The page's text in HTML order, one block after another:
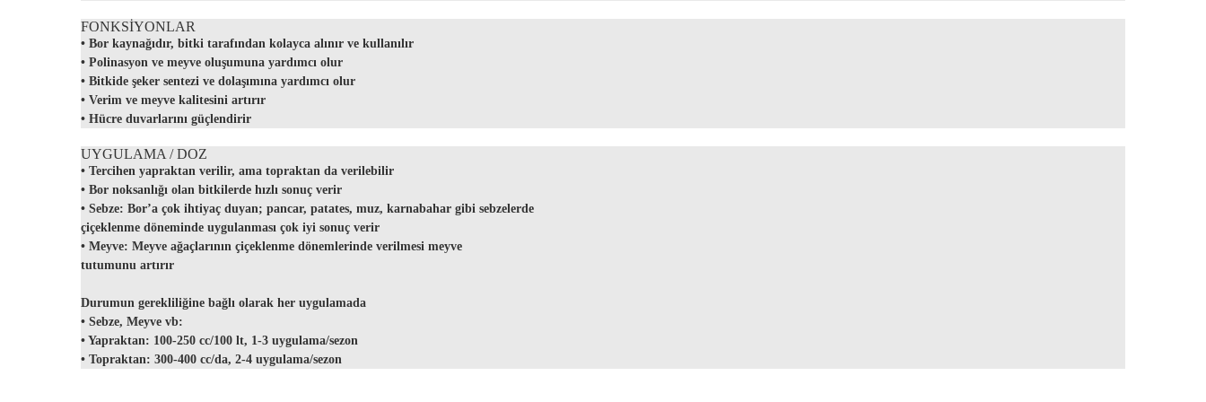
FONKSİYONLAR
• Bor kaynağıdır, bitki tarafından kolayca alınır ve kullanılır
• Polinasyon ve meyve oluşumuna yardımcı olur
• Bitkide şeker sentezi ve dolaşımına yardımcı olur
• Verim ve meyve kalitesini artırır
• Hücre duvarlarını güçlendirir
UYGULAMA / DOZ
• Tercihen yapraktan verilir, ama topraktan da verilebilir
• Bor noksanlığı olan bitkilerde hızlı sonuç verir
• Sebze: Bor’a çok ihtiyaç duyan; pancar, patates, muz, karnabahar gibi sebzelerde
çiçeklenme döneminde uygulanması çok iyi sonuç verir
• Meyve: Meyve ağaçlarının çiçeklenme dönemlerinde verilmesi meyve
tutumunu artırır
Durumun gerekliliğine bağlı olarak her uygulamada
• Sebze, Meyve vb:
• Yapraktan: 100-250 cc/100 lt, 1-3 uygulama/sezon
• Topraktan: 300-400 cc/da, 2-4 uygulama/sezon